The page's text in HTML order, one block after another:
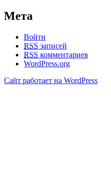
Мета
Войти
RSS записей
RSS комментариев
WordPress.org
Сайт работает на WordPress